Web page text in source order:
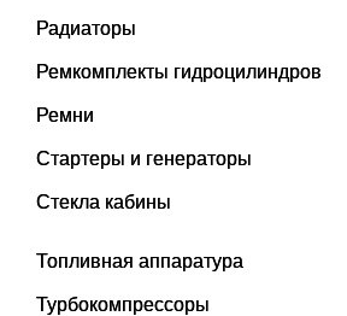
Радиаторы
Ремкомплекты гидроцилиндров
Ремни
Стартеры и генераторы
Стекла кабины
Топливная аппаратура
Турбокомпрессоры